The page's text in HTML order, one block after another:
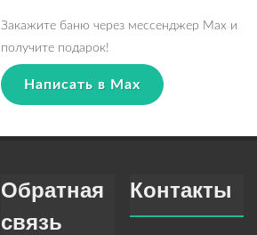
Закажите баню через мессенджер Max и
получите подарок!
Написать в Max
Обратная
связь
Контакты